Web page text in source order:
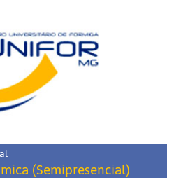
(Semipresencial)